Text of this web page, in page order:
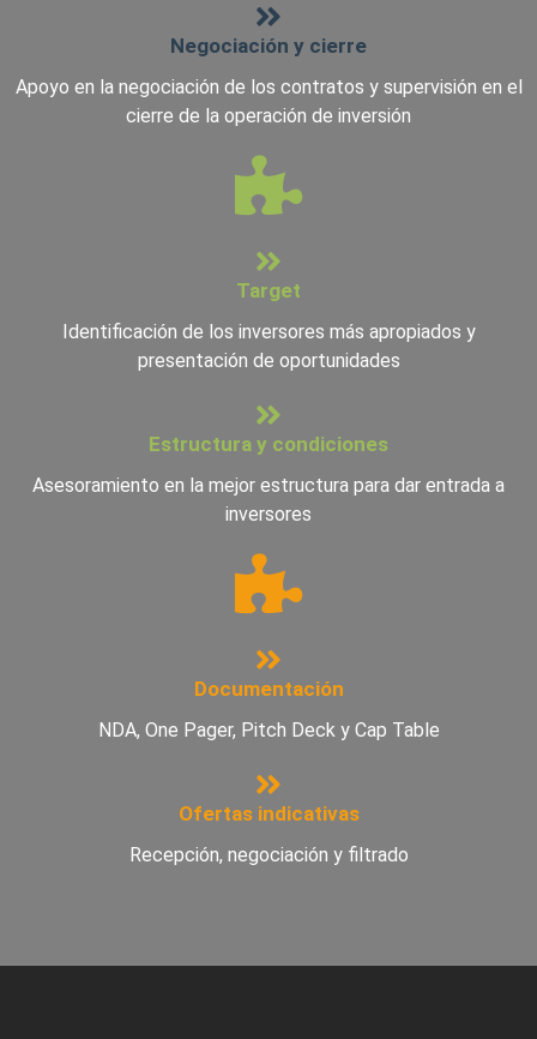
Negociación y cierre
Apoyo en la negociación de los contratos y supervisión en el
cierre de la operación de inversión
Target
Identificación de los inversores más apropiados y
presentación de oportunidades
Estructura y condiciones
Asesoramiento en la mejor estructura para dar entrada a
inversores
Documentación
NDA, One Pager, Pitch Deck y Cap Table
Ofertas indicativas
Recepción, negociación y filtrado